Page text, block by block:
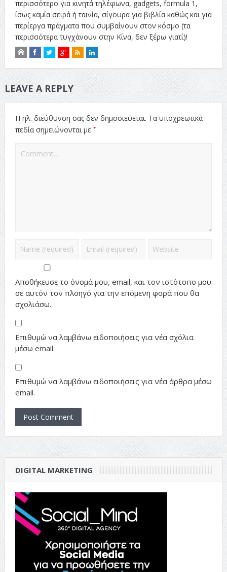
περισσότερο για κινητά τηλέφωνα, gadgets, formula 1,
ίσως καμία σειρά ή ταινία, σίγουρα για βιβλία καθώς και για
περίεργα πράγματα που συμβαίνουν στον κόσμο (τα
περισσότερα τυγχάνουν στην Κίνα, δεν ξέρω γιατί)!
LEAVE A REPLY
Η ηλ. διεύθυνση σας δεν δημοσιεύεται. Τα υποχρεωτικά
πεδία σημειώνονται με *
Αποθήκευσε το όνομά μου, email, και τον ιστότοπο μου
σε αυτόν τον πλοηγό για την επόμενη φορά που θα
σχολιάσω.
Επιθυμώ να λαμβάνω ειδοποιήσεις για νέα σχόλια
μέσω email.
Επιθυμώ να λαμβάνω ειδοποιήσεις για νέα άρθρα μέσω
email.
DIGITAL MARKETING